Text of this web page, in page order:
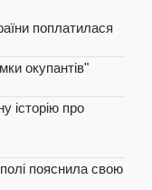
поплатилася
окупантів"
історію про
пояснила свою